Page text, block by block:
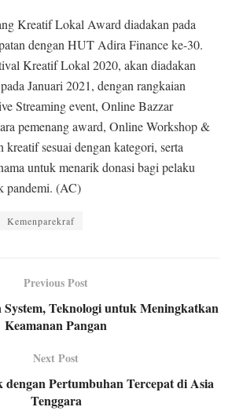
Kreatif Lokal Award diadakan pada
dengan HUT Adira Finance ke-30.
Kreatif Lokal 2020, akan diadakan
Januari 2021, dengan rangkaian
Streaming event, Online Bazzar
pemenang award, Online Workshop &
sesuai dengan kategori, serta
untuk menarik donasi bagi pelaku
pandemi. (AC)
Kemenparekraf
Previous Post
Teknologi untuk Meningkatkan
Keamanan Pangan
Next Post
dengan Pertumbuhan Tercepat di Asia
Tenggara